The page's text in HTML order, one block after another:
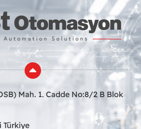
Mah. 1. Cadde No:8/2 B Blok
Türkiye